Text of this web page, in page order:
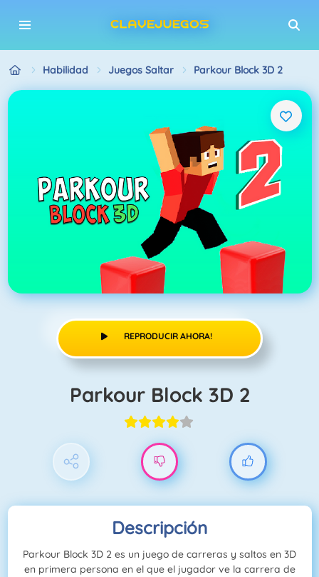
Habilidad Juegos Saltar Parkour Block 3D 2
REPRODUCIR AHORA!
Parkour Block 3D 2
Descripción
Parkour Block 3D 2 es un juego de carreras y saltos en 3D
en primera persona en el que el jugador ve la carrera de